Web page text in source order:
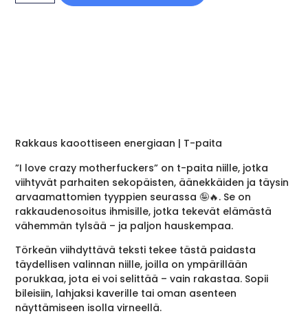
Rakkaus kaoottiseen energiaan | T-paita
”I love crazy motherfuckers” on t-paita niille, jotka
viihtyvät parhaiten sekopäisten, äänekkäiden ja täysin
arvaamattomien tyyppien seurassa 🤪🔥. Se on
rakkaudenosoitus ihmisille, jotka tekevät elämästä
vähemmän tylsää – ja paljon hauskempaa.
Törkeän viihdyttävä teksti tekee tästä paidasta
täydellisen valinnan niille, joilla on ympärillään
porukkaa, jota ei voi selittää – vain rakastaa. Sopii
bileisiin, lahjaksi kaverille tai oman asenteen
näyttämiseen isolla virneellä.